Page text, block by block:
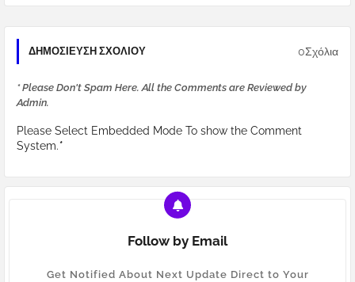
ΔΗΜΟΣΊΕΥΣΗ ΣΧΟΛΊΟΥ 0Σχόλια
* Please Don't Spam Here. All the Comments are Reviewed by
Admin.
Please Select Embedded Mode To show the Comment
System.*
Follow by Email
Get Notified About Next Update Direct to Your